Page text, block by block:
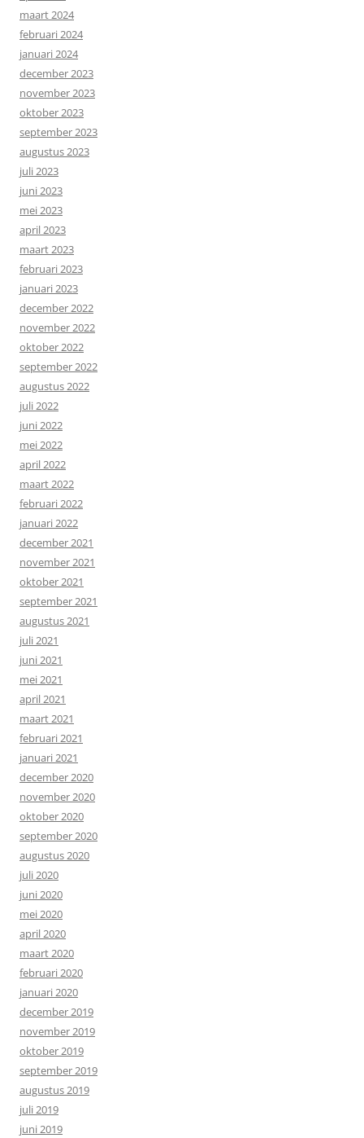
maart 2024
februari 2024
januari 2024
december 2023
november 2023
oktober 2023
september 2023
augustus 2023
juli 2023
juni 2023
mei 2023
april 2023
maart 2023
februari 2023
januari 2023
december 2022
november 2022
oktober 2022
september 2022
augustus 2022
juli 2022
juni 2022
mei 2022
april 2022
maart 2022
februari 2022
januari 2022
december 2021
november 2021
oktober 2021
september 2021
augustus 2021
juli 2021
juni 2021
mei 2021
april 2021
maart 2021
februari 2021
januari 2021
december 2020
november 2020
oktober 2020
september 2020
augustus 2020
juli 2020
juni 2020
mei 2020
april 2020
maart 2020
februari 2020
januari 2020
december 2019
november 2019
oktober 2019
september 2019
augustus 2019
juli 2019
juni 2019